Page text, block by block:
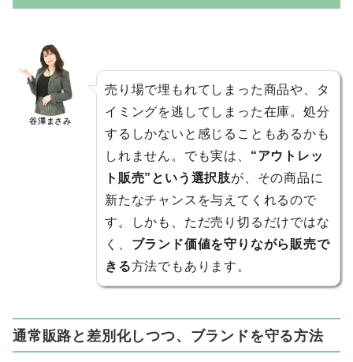
谷澤まさみ
売り場で埋もれてしまった商品や、タ
イミングを逃してしまった在庫。処分
するしかないと感じることもあるかも
しれません。でも実は、 “アウトレッ
ト販売”という選択肢が、その商品に
新たなチャンスを与えてくれるので
す。しかも、ただ売り切るだけではな
く、 ブランド価値を守りながら販売で
きる方法でもあります。
通常販路と差別化しつつ、ブランドを守る方法